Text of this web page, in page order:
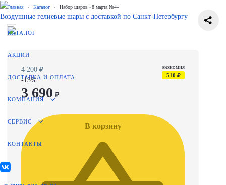
Воздушные гелиевые шары с доставкой по Санкт-Петербургу
КАТАЛОГ
АКЦИИ
ДОСТАВКА И ОПЛАТА
КОМПАНИЯ
СЕРВИС
КОНТАКТЫ
Главная › Каталог › Набор шаров «8 марта №4»
4 200 ₽
-13%
3 690 ₽
экономия
510 ₽
В корзину